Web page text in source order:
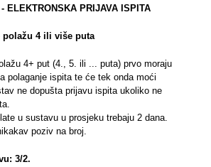
ELEKTRONSKA PRIJAVA ISPITA
4 ili više puta
4+ put (4., 5. ili ... puta) prvo moraju
polaganje ispita te će tek onda moći
ne dopušta prijavu ispita ukoliko ne
u sustavu u prosjeku trebaju 2 dana.
poziv na broj.
3/2.